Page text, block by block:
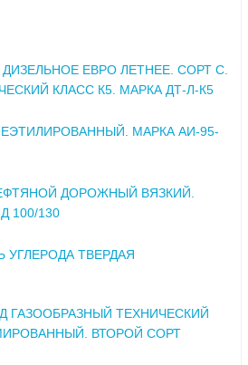
ЕВРО ЛЕТНЕЕ. СОРТ С.
КЛАСС К5. МАРКА ДТ-Л-К5
МАРКА АИ-95-
ДОРОЖНЫЙ ВЯЗКИЙ.
100/130
УГЛЕРОДА ТВЕРДАЯ
ГАЗООБРАЗНЫЙ ТЕХНИЧЕСКИЙ
ВТОРОЙ СОРТ